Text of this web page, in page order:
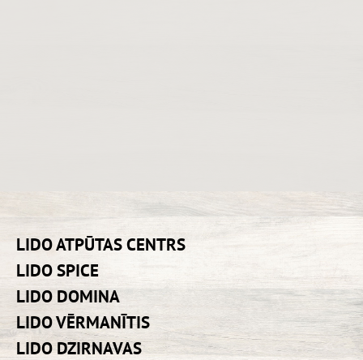
LIDO ATPŪTAS CENTRS
LIDO SPICE
LIDO DOMINA
LIDO VĒRMANĪTIS
LIDO DZIRNAVAS